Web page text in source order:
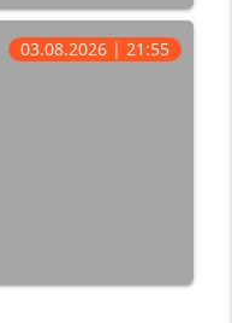
03.08.2026 | 21:55